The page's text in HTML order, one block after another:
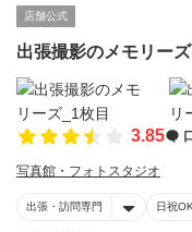
店舗公式
出張撮影のメモリーズ
3.85
写真館・フォトスタジオ
出張・訪問専門 日祝OK